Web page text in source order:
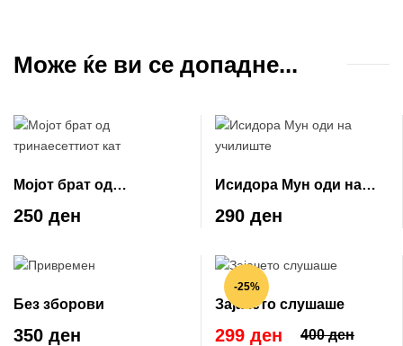
Може ќе ви се допадне...
Мојот брат од
тринаесеттиот кат
250 ден
Исидора Мун оди на
училиште
290 ден
Без зборови
350 ден
-25%
Зајачето слушаше
400 ден
299 ден